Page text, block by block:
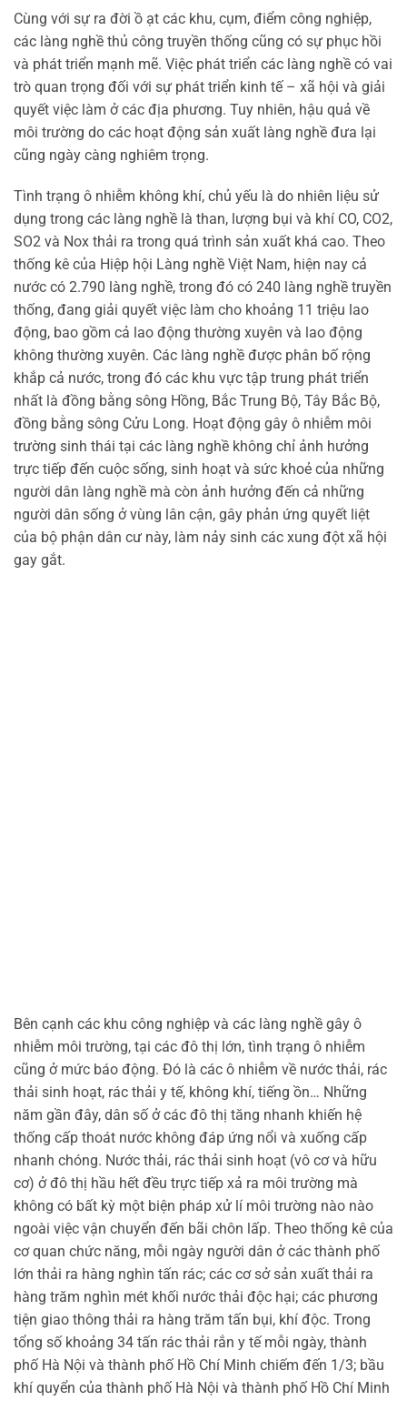
Cùng với sự ra đời ồ ạt các khu, cụm, điểm công nghiệp,
các làng nghề thủ công truyền thống cũng có sự phục hồi
và phát triển mạnh mẽ. Việc phát triển các làng nghề có vai
trò quan trọng đối với sự phát triển kinh tế – xã hội và giải
quyết việc làm ở các địa phương. Tuy nhiên, hậu quả về
môi trường do các hoạt động sản xuất làng nghề đưa lại
cũng ngày càng nghiêm trọng.
Tình trạng ô nhiễm không khí, chủ yếu là do nhiên liệu sử
dụng trong các làng nghề là than, lượng bụi và khí CO, CO2,
SO2 và Nox thải ra trong quá trình sản xuất khá cao. Theo
thống kê của Hiệp hội Làng nghề Việt Nam, hiện nay cả
nước có 2.790 làng nghề, trong đó có 240 làng nghề truyền
thống, đang giải quyết việc làm cho khoảng 11 triệu lao
động, bao gồm cả lao động thường xuyên và lao động
không thường xuyên. Các làng nghề được phân bố rộng
khắp cả nước, trong đó các khu vực tập trung phát triển
nhất là đồng bằng sông Hồng, Bắc Trung Bộ, Tây Bắc Bộ,
đồng bằng sông Cửu Long. Hoạt động gây ô nhiễm môi
trường sinh thái tại các làng nghề không chỉ ảnh hưởng
trực tiếp đến cuộc sống, sinh hoạt và sức khoẻ của những
người dân làng nghề mà còn ảnh hưởng đến cả những
người dân sống ở vùng lân cận, gây phản ứng quyết liệt
của bộ phận dân cư này, làm nảy sinh các xung đột xã hội
gay gắt.
Bên cạnh các khu công nghiệp và các làng nghề gây ô
nhiễm môi trường, tại các đô thị lớn, tình trạng ô nhiễm
cũng ở mức báo động. Đó là các ô nhiễm về nước thải, rác
thải sinh hoạt, rác thải y tế, không khí, tiếng ồn… Những
năm gần đây, dân số ở các đô thị tăng nhanh khiến hệ
thống cấp thoát nước không đáp ứng nổi và xuống cấp
nhanh chóng. Nước thải, rác thải sinh hoạt (vô cơ và hữu
cơ) ở đô thị hầu hết đều trực tiếp xả ra môi trường mà
không có bất kỳ một biện pháp xử lí môi trường nào nào
ngoài việc vận chuyển đến bãi chôn lấp. Theo thống kê của
cơ quan chức năng, mỗi ngày người dân ở các thành phố
lớn thải ra hàng nghìn tấn rác; các cơ sở sản xuất thải ra
hàng trăm nghìn mét khối nước thải độc hại; các phương
tiện giao thông thải ra hàng trăm tấn bụi, khí độc. Trong
tổng số khoảng 34 tấn rác thải rắn y tế mỗi ngày, thành
phố Hà Nội và thành phố Hồ Chí Minh chiếm đến 1/3; bầu
khí quyển của thành phố Hà Nội và thành phố Hồ Chí Minh